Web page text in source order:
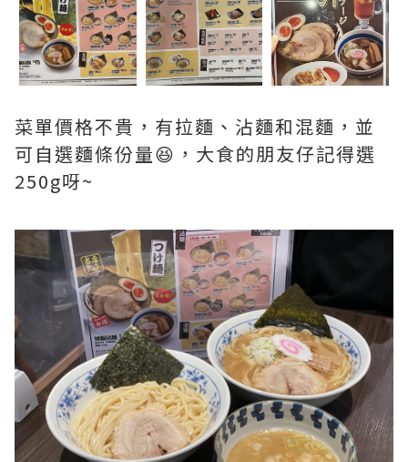
菜單價格不貴，有拉麵、沾麵和混麵，並
可自選麵條份量😆，大食的朋友仔記得選
250g呀~